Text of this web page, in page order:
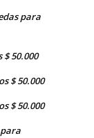
para
50.000
$ 50.000
$ 50.000